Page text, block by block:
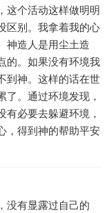
这个活动这样做明明
区别。我拿着我的心
神造人是用尘土造
的。如果没有环境我
到神。这样的话在世
了。通过环境发现，
有必要去躲避环境，
，得到神的帮助平安
没有显露过自己的